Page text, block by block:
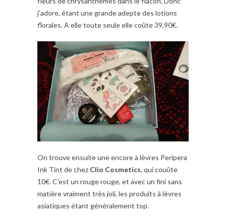
j’adore, étant une grande adepte des lotions
florales. A elle toute seule elle coûte 39,90€.
On trouve ensuite une encore à lèvres Peripera
Ink Tint de chez Clio Cosmetics, qui couûte
10€. C’est un rouge rouge, et avec un fini sans
matière vraiment très joli, les produits à lèvres
asiatiques étant généralement top.